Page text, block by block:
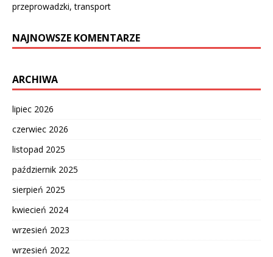
przeprowadzki, transport
NAJNOWSZE KOMENTARZE
ARCHIWA
lipiec 2026
czerwiec 2026
listopad 2025
październik 2025
sierpień 2025
kwiecień 2024
wrzesień 2023
wrzesień 2022